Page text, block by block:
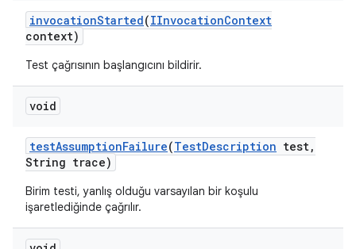
invocationStarted(IInvocationContext
context)
Test çağrısının başlangıcını bildirir.
void
testAssumptionFailure(TestDescription test,
String trace)
Birim testi, yanlış olduğu varsayılan bir koşulu
işaretlediğinde çağrılır.